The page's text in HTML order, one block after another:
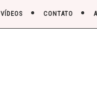
VÍDEOS CONTATO